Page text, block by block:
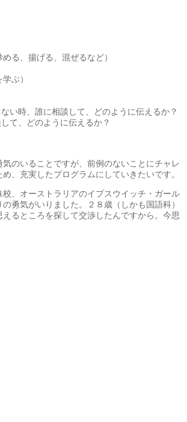
る、揚げる、混ぜるなど）
ぶ）
い時、誰に相談して、どのように伝えるか？
て、どのように伝えるか？
のいることですが、前例のないことにチャレ
、充実したプログラムにしていきたいです。
、オーストラリアのイプスウイッチ・ガール
勇気がいりました。２８歳（しかも国語科）
るところを探して交渉したんですから。今思